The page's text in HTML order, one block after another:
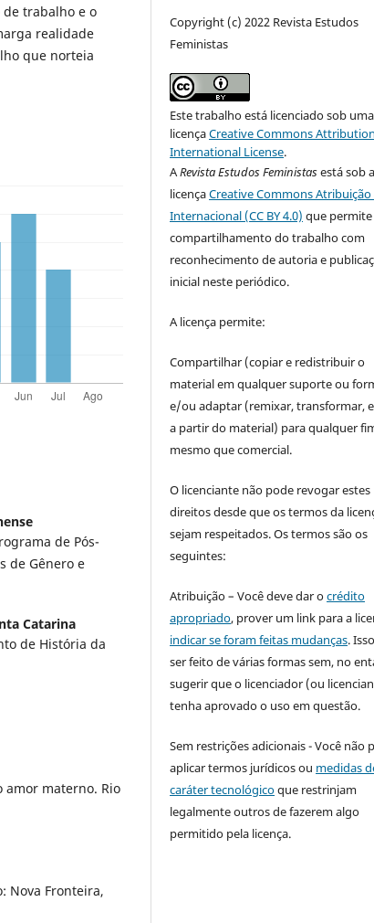
trabalho e o
realidade
que norteia
de Pós-
de Gênero e
Catarina
de História da
amor materno. Rio
Nova Fronteira,
Copyright (c) 2022 Revista Estudos
Feministas
Este trabalho está licenciado sob uma
licençaCreative Commons
International License.
ARevista Estudos Feministasestá sob a
licençaCreative Commons Atribuição
Internacional (CC BY 4.0) que
compartilhamento do trabalho com
reconhecimento de autoria e
inicial neste periódico.
A licença permite:
Compartilhar (copiar e redistribuir o
material em qualquer suporte ou
e/ou adaptar (remixar, transformar,
a partir do material) para qualquer
mesmo que comercial.
O licenciante não pode revogar estes
direitos desde que os termos da
sejam respeitados. Os termos são os
seguintes:
Atribuição – Você deve dar ocrédito
apropriado, prover um link para a
indicar se foram feitas mudanças.
ser feito de várias formas sem, no
sugerir que o licenciador (ou
tenha aprovado o uso em questão.
Sem restrições adicionais - Você não
aplicar termos jurídicos ou medidas
caráter tecnológicoque restrinjam
legalmente outros de fazerem algo
permitido pela licença.